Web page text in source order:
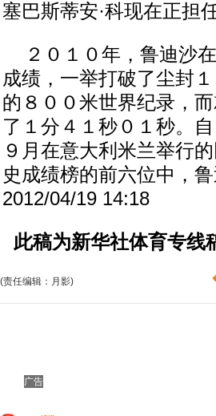
塞巴斯蒂安·科现在正担
２０１０年，鲁迪沙
成绩，一举打破了尘封
的８００米世界纪录，
了１分４１秒０１秒。
９月在意大利米兰举行
史成绩榜的前六位中，
2012/04/19 14:18
此稿为新华社体育专线
(责任编辑：月影)
广告